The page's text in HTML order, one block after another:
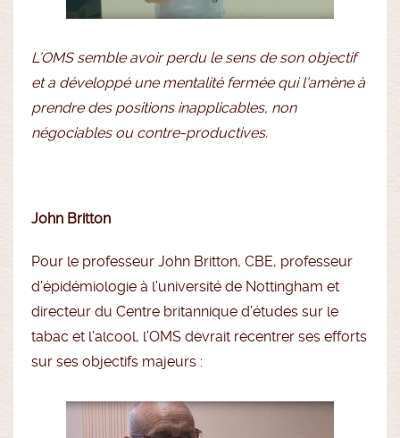
L’OMS semble avoir perdu le sens de son objectif
et a développé une mentalité fermée qui l’amène à
prendre des positions inapplicables, non
négociables ou contre-productives.
John Britton
Pour le professeur John Britton, CBE, professeur
d’épidémiologie à l’université de Nottingham et
directeur du Centre britannique d’études sur le
tabac et l’alcool, l’OMS devrait recentrer ses efforts
sur ses objectifs majeurs :